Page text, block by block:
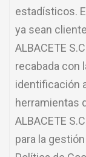
estadísticos.
ya sean
ALBACETE
recabada con
identificación
herramientas
ALBACETE
para la